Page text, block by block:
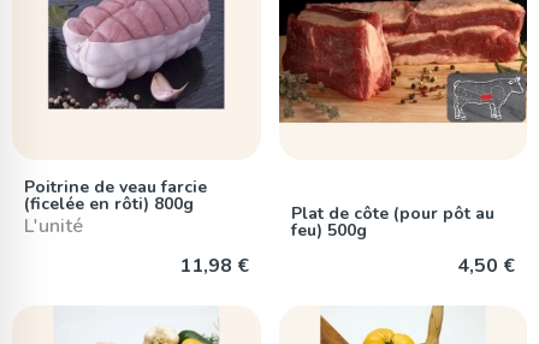
Poitrine de veau farcie
(ficelée en rôti) 800g
L'unité
11,98 €
Plat de côte (pour pôt au
feu) 500g
4,50 €